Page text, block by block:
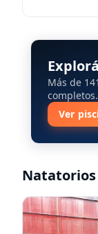
Más de
completos.
Ver